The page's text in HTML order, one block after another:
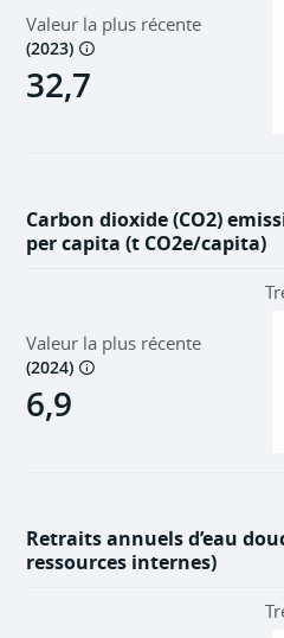
Valeur la plus récente
(2023)
32,7
Carbon dioxide (CO2)
per capita (t CO2e/capita)
Valeur la plus récente
(2024)
6,9
Retraits annuels d’eau
ressources internes)